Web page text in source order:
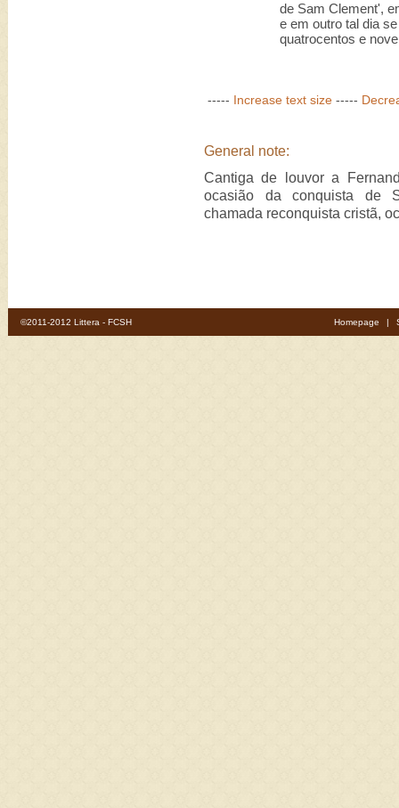
de Sam Clement',
e em outro tal dia
quatrocentos e
----- Increase text size -----
General note:
Cantiga de louvor a
ocasião da conquista de
chamada reconquista cristã,
©2011-2012 Littera - FCSH Homepage |